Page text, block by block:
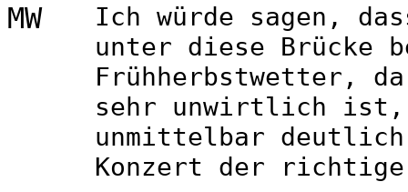
Ich würde sagen,
unter diese Brücke
Frühherbstwetter,
sehr unwirtlich ist,
unmittelbar deutlich
Konzert der
MW